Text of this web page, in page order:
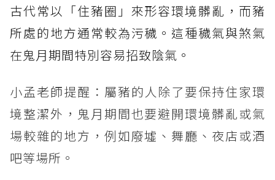
古代常以「住豬圈」來形容環境髒亂，而豬
所處的地方通常較為污穢。這種穢氣與煞氣
在鬼月期間特別容易招致陰氣。
小孟老師提醒：屬豬的人除了要保持住家環
境整潔外，鬼月期間也要避開環境髒亂或氣
場較雜的地方，例如廢墟、舞廳、夜店或酒
吧等場所。